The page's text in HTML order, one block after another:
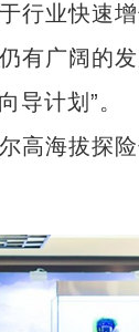
行业快速
有广阔的发
计划”。
海拔探险
新